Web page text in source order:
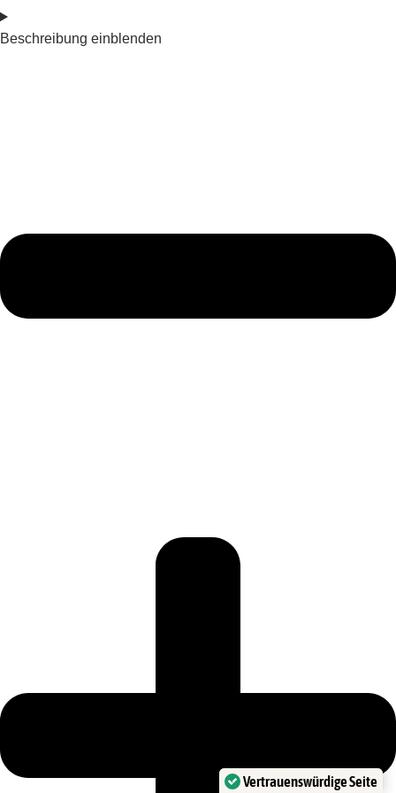
Beschreibung einblenden
Vertrauenswürdige Seite